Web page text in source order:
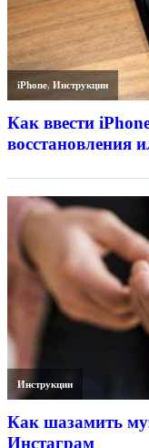
iPhone,Инструкции
Как ввести
восстановления
Инструкции
Как шазамить
Инстаграм